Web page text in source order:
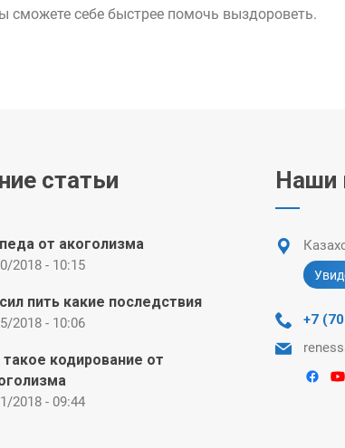
сможете себе быстрее помочь выздороветь.
статьи
от акоголизма
2018 - 10:15
пить какие последствия
2018 - 10:06
кодирование от
2018 - 09:44
Наши
+7